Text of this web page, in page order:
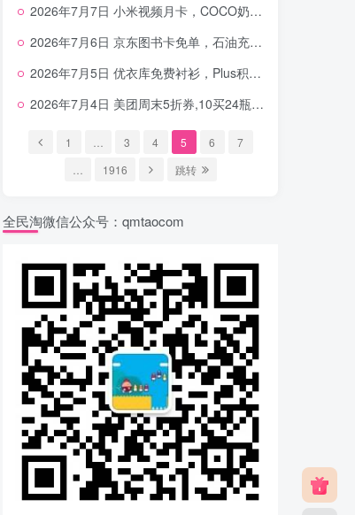
2026年7月7日 小米视频月卡，COCO奶茶免单，工行666豆豆，如家89元，KFC速取红包等
2026年7月6日 京东图书卡免单，石油充值300-24，工行豆子，余利宝5元，云闪付5E卡等
2026年7月5日 优衣库免费衬衫，Plus积分兑换，茉莉奶白免单，视频年卡等
2026年7月4日 美团周末5折券,10买24瓶农夫山泉,霸王茶姬2.7万份新品免单，各种立减金等
1 3 4 5 6
7
1916 跳转
全民淘微信公众号：qmtaocom